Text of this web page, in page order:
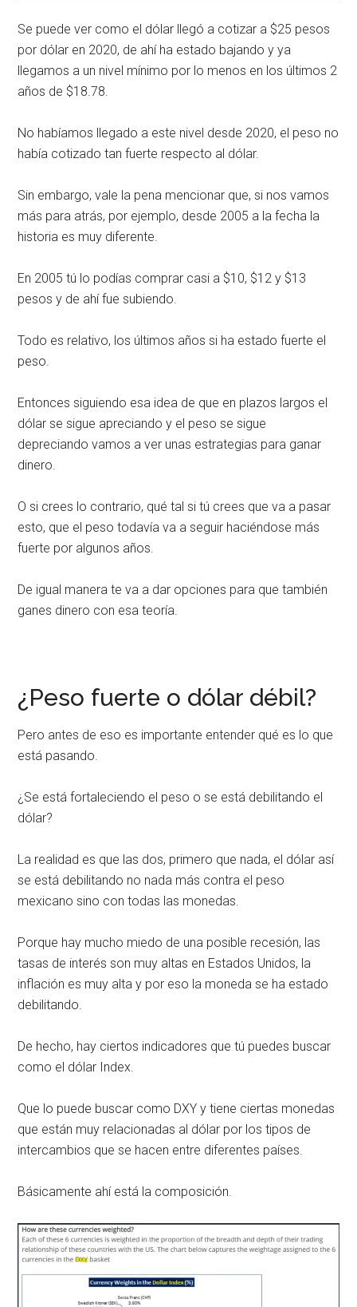
Se puede ver como el dólar llegó a cotizar a $25 pesos
por dólar en 2020, de ahí ha estado bajando y ya
llegamos a un nivel mínimo por lo menos en los últimos 2
años de $18.78.
No habíamos llegado a este nivel desde 2020, el peso no
había cotizado tan fuerte respecto al dólar.
Sin embargo, vale la pena mencionar que, si nos vamos
más para atrás, por ejemplo, desde 2005 a la fecha la
historia es muy diferente.
En 2005 tú lo podías comprar casi a $10, $12 y $13
pesos y de ahí fue subiendo.
Todo es relativo, los últimos años si ha estado fuerte el
peso.
Entonces siguiendo esa idea de que en plazos largos el
dólar se sigue apreciando y el peso se sigue
depreciando vamos a ver unas estrategias para ganar
dinero.
O si crees lo contrario, qué tal si tú crees que va a pasar
esto, que el peso todavía va a seguir haciéndose más
fuerte por algunos años.
De igual manera te va a dar opciones para que también
ganes dinero con esa teoría.
¿Peso fuerte o dólar débil?
Pero antes de eso es importante entender qué es lo que
está pasando.
¿Se está fortaleciendo el peso o se está debilitando el
dólar?
La realidad es que las dos, primero que nada, el dólar así
se está debilitando no nada más contra el peso
mexicano sino con todas las monedas.
Porque hay mucho miedo de una posible recesión, las
tasas de interés son muy altas en Estados Unidos, la
inflación es muy alta y por eso la moneda se ha estado
debilitando.
De hecho, hay ciertos indicadores que tú puedes buscar
como el dólar Index.
Que lo puede buscar como DXY y tiene ciertas monedas
que están muy relacionadas al dólar por los tipos de
intercambios que se hacen entre diferentes países.
Básicamente ahí está la composición.